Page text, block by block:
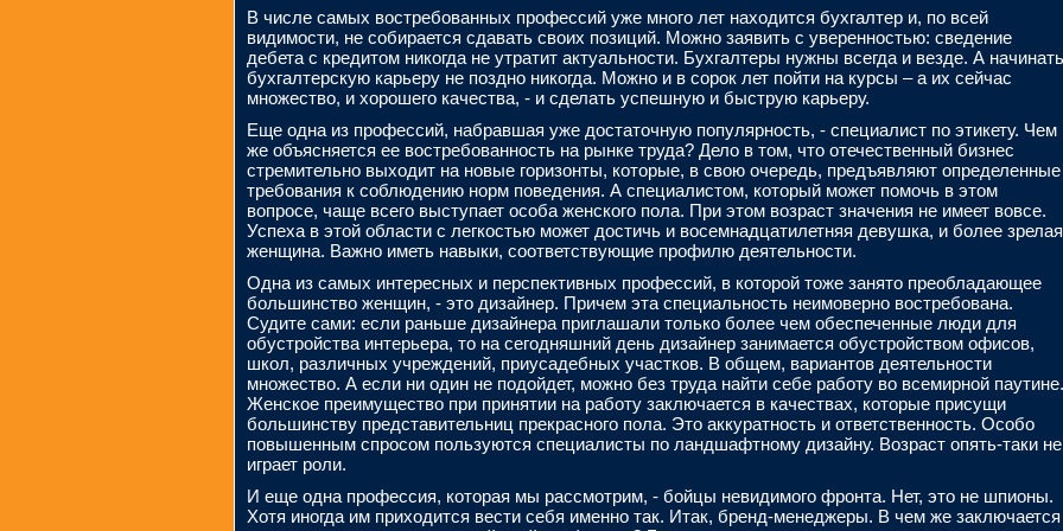
В числе самых востребованных профессий уже много лет находится бухгалтер и, по всей
видимости, не собирается сдавать своих позиций. Можно заявить с уверенностью: сведение
дебета с кредитом никогда не утратит актуальности. Бухгалтеры нужны всегда и везде. А начинать
бухгалтерскую карьеру не поздно никогда. Можно и в сорок лет пойти на курсы – а их сейчас
множество, и хорошего качества, - и сделать успешную и быструю карьеру.
Еще одна из профессий, набравшая уже достаточную популярность, - специалист по этикету. Чем
же объясняется ее востребованность на рынке труда? Дело в том, что отечественный бизнес
стремительно выходит на новые горизонты, которые, в свою очередь, предъявляют определенные
требования к соблюдению норм поведения. А специалистом, который может помочь в этом
вопросе, чаще всего выступает особа женского пола. При этом возраст значения не имеет вовсе.
Успеха в этой области с легкостью может достичь и восемнадцатилетняя девушка, и более зрелая
женщина. Важно иметь навыки, соответствующие профилю деятельности.
Одна из самых интересных и перспективных профессий, в которой тоже занято преобладающее
большинство женщин, - это дизайнер. Причем эта специальность неимоверно востребована.
Судите сами: если раньше дизайнера приглашали только более чем обеспеченные люди для
обустройства интерьера, то на сегодняшний день дизайнер занимается обустройством офисов,
школ, различных учреждений, приусадебных участков. В общем, вариантов деятельности
множество. А если ни один не подойдет, можно без труда найти себе работу во всемирной паутине.
Женское преимущество при принятии на работу заключается в качествах, которые присущи
большинству представительниц прекрасного пола. Это аккуратность и ответственность. Особо
повышенным спросом пользуются специалисты по ландшафтному дизайну. Возраст опять-таки не
играет роли.
И еще одна профессия, которая мы рассмотрим, - бойцы невидимого фронта. Нет, это не шпионы.
Хотя иногда им приходится вести себя именно так. Итак, бренд-менеджеры. В чем же заключается